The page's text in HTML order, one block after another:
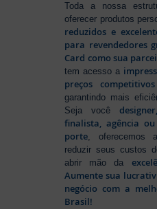
Toda a nossa
oferecer produtos
reduzidos e
para revendedores
Card como sua
tem acesso a
preços
garantindo mais
Seja você
finalista, agência
porte, oferecemos
reduzir seus custos
abrir mão da
Aumente sua
negócio com a
Brasil!